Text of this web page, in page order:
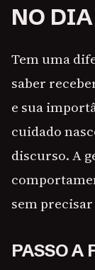
NO
Tem uma
saber
e sua
cuidado
discurso. A
sem
PASSO A